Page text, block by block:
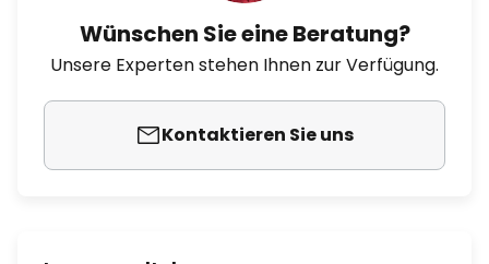
Wünschen Sie eine Beratung?
Unsere Experten stehen Ihnen zur Verfügung.
Kontaktieren Sie uns